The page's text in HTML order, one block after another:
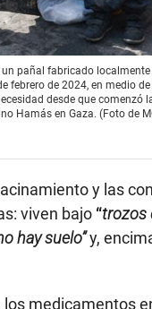
pañal fabricado localmente
febrero de 2024, en medio
desde que comenzó
Hamás en Gaza. (Foto de
y las
viven bajo “trozos
hay suelo”y,
los medicamentos